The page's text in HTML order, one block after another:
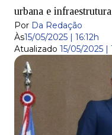
urbana e infraestrutura
Por Da Redação
Às15/05/2025 | 16:12h
Atualizado 15/05/2025 |